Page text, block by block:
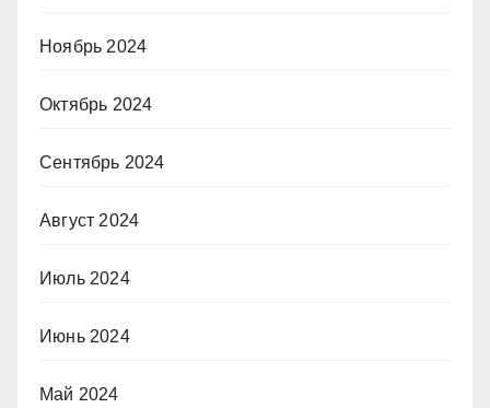
Ноябрь 2024
Октябрь 2024
Сентябрь 2024
Август 2024
Июль 2024
Июнь 2024
Май 2024